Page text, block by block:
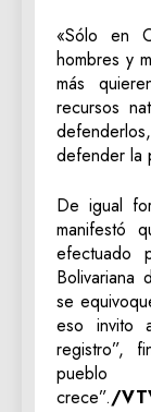
«Sólo en
hombres y
más
recursos
defender la
De igual
manifestó
efectuado
Bolivariana
se
eso invito
registro”,
crece”./